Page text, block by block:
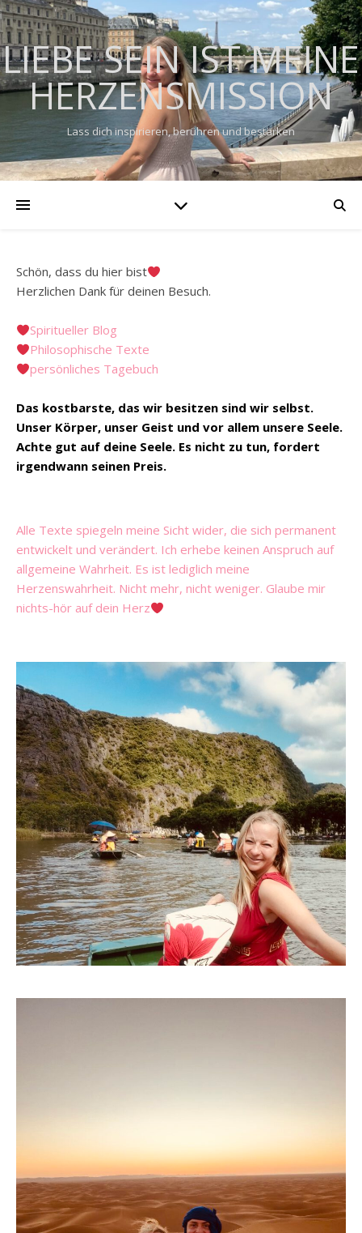
LIEBE SEIN IST MEINE
HERZENSMISSION
Lass dich inspirieren, berühren und bestärken
Schön, dass du hier bist
Herzlichen Dank für deinen Besuch.
Spiritueller Blog
Philosophische Texte
persönliches Tagebuch
Das kostbarste, das wir besitzen sind wir selbst.
Unser Körper, unser Geist und vor allem unsere Seele.
Achte gut auf deine Seele. Es nicht zu tun, fordert
irgendwann seinen Preis.
Alle Texte spiegeln meine Sicht wider, die sich permanent
entwickelt und verändert. Ich erhebe keinen Anspruch auf
allgemeine Wahrheit. Es ist lediglich meine
Herzenswahrheit. Nicht mehr, nicht weniger. Glaube mir
nichts-hör auf dein Herz